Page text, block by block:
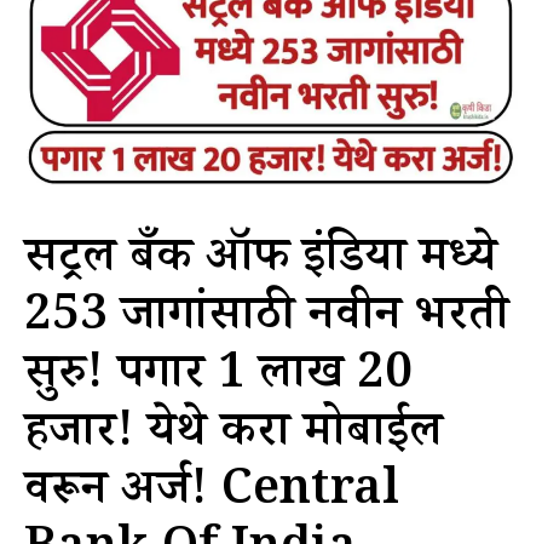
सेंट्रल बँक ऑफ इंडिया मध्ये
253 जागांसाठी नवीन भरती
सुरु! पगार 1 लाख 20
हजार! येथे करा मोबाईल
वरून अर्ज! Central